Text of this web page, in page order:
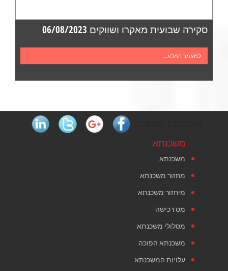
סקירה שבועית מאקרו ושווקים 06/08/2023
למאמר המלא...
משכנתא
משכנתא
מחזור משכנתא
מיחזור משכנתא
מס רכישה
מסלולי משכנתא
משכנתא הפוכה
עלויות המשכנתא